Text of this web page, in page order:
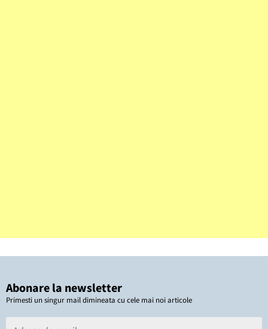
Abonare la newsletter
Primesti un singur mail dimineata cu cele mai noi articole